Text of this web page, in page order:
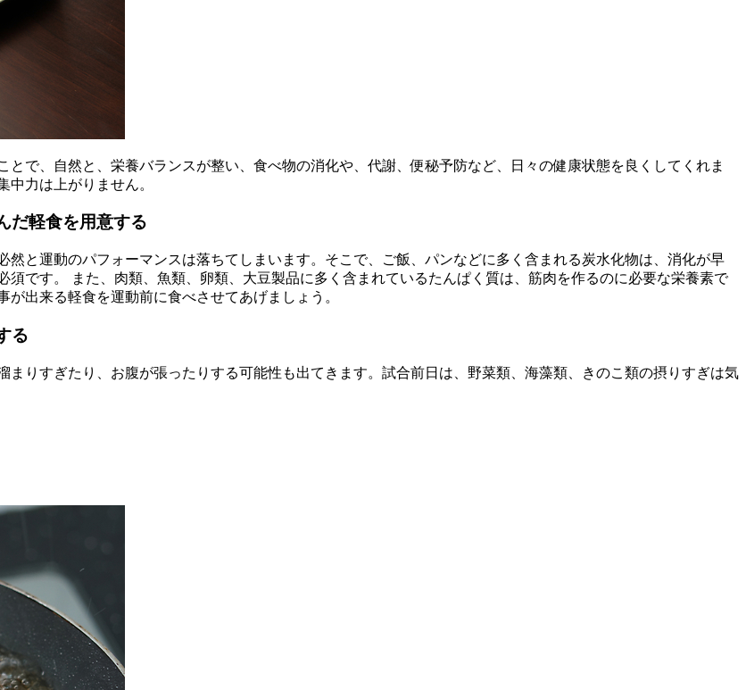
で、自然と、栄養バランスが整い、食べ物の消化や、代謝、便秘予防など、日々の健康状態を良くしてくれま
力は上がりません。
だ軽食を用意する
と運動のパフォーマンスは落ちてしまいます。そこで、ご飯、パンなどに多く含まれる炭水化物は、消化が早
です。 また、肉類、魚類、卵類、大豆製品に多く含まれているたんぱく質は、筋肉を作るのに必要な栄養素で
出来る軽食を運動前に食べさせてあげましょう。
る
りすぎたり、お腹が張ったりする可能性も出てきます。試合前日は、野菜類、海藻類、きのこ類の摂りすぎは気